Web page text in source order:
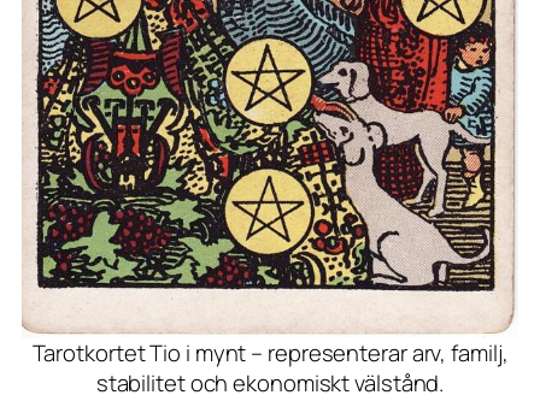
Tarotkortet Tio i mynt – representerar arv, familj,
stabilitet och ekonomiskt välstånd.